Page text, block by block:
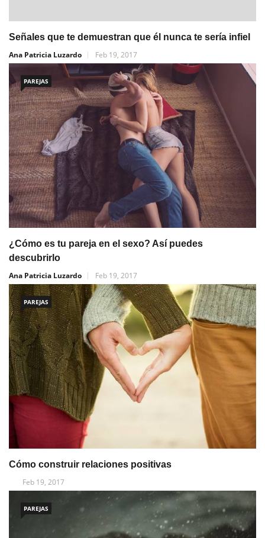
Señales que te demuestran que él nunca te sería infiel
Ana Patricia Luzardo
Feb 19, 2017
PAREJAS
¿Cómo es tu pareja en el sexo? Así puedes
descubrirlo
Ana Patricia Luzardo
Feb 19, 2017
PAREJAS
Cómo construir relaciones positivas
Feb 19, 2017
PAREJAS